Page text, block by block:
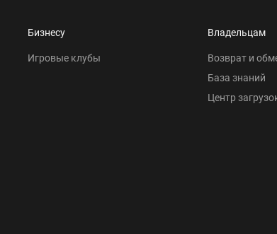
Бизнесу
Игровые клубы
Владельцам
Возврат и
База знаний
Центр